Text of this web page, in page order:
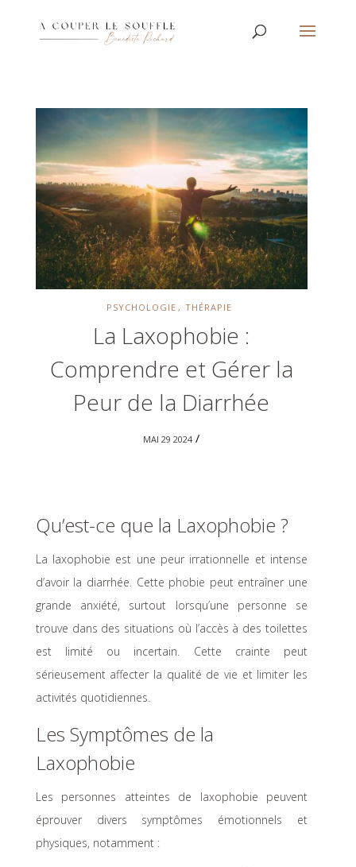
PSYCHOLOGIE THÉRAPIE
La Laxophobie :
Comprendre et Gérer la
Peur de la Diarrhée
MAI 29 2024 /
Qu’est-ce que la Laxophobie ?
La laxophobie est une peur irrationnelle et intense
d’avoir la diarrhée. Cette phobie peut entraîner une
grande anxiété, surtout lorsqu’une personne se
trouve dans des situations où l’accès à des toilettes
est limité ou incertain. Cette crainte peut
sérieusement affecter la qualité de vie et limiter les
activités quotidiennes.
Les Symptômes de la
Laxophobie
Les personnes atteintes de laxophobie peuvent
éprouver divers symptômes émotionnels et
physiques, notamment :